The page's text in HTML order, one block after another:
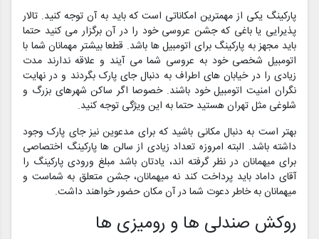
پارکینگ یکی از مهمترین امکاناتی است که باید به آن توجه کنید. تالار
پذیرایی یا باغی که جشن عروسی خود را در آن برگزار می کنید حتما
باید مجهز به پارکینگ برای اتومبیل ها باشد. قطعا بیشتر مهمانان شما با
اتومبیل شخصی خود به عروسی شما می آیند و علاقه ندارند مدت
زیادی را در خیابان های اطراف به دنبال جای پارک بگردند و در نهایت
نگران امنیت اتومبیل خود باشند. خصوصا اگر ساکن شهرهای بزرگ و
شلوغی مثل تهران هستید حتما به این ویژگی توجه کنید.
بهتر است به دنبال مکانی باشید که برای مدعوین نیز جای پارک وجود
داشته باشد. البته امروزه تعداد زیادی از سالن ها پارکینگ اختصاصی
برای میهمانان در نظر گرفته اند، یادتان باشد مبلغ ورودی پارکینگ را
آقای داماد باید پرداخت کند نه میهمانان، جشن متعلق به شماست و
میهمانان به خاطر دعوت شما در آن مکان حضور خواهند داشت.
روکش صندلی ها و رومیزی ها